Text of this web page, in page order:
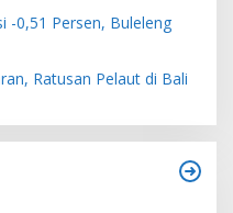
-0,51 Persen, Buleleng
Ratusan Pelaut di Bali